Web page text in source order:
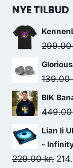
was:
NYE TILBUD
139.00
BIK
Lian li
-
229.00kr.